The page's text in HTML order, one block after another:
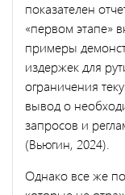
показателен
«первом этапе»
примеры
издержек для
ограничения
вывод о
запросов и
(Вьюгин, 2024).
Однако все же